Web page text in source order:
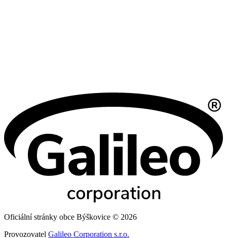
Oficiální stránky obce Býškovice © 2026
Provozovatel Galileo Corporation s.r.o.